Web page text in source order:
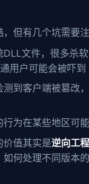
但有几个坑需要
DLL文件，很多杀
用户可能会被吓到
到客户端被篡改
行为在某些地区可
价值其实是逆向工
何处理不同版本